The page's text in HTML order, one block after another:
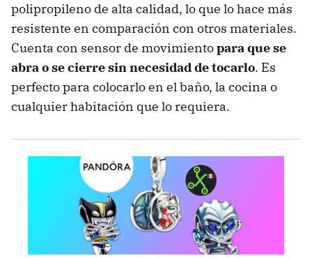
polipropileno de alta calidad, lo que lo hace más
resistente en comparación con otros materiales.
Cuenta con sensor de movimientopara que se
abra o se cierre sin necesidad de tocarlo. Es
perfecto para colocarlo en el baño, la cocina o
cualquier habitación que lo requiera.